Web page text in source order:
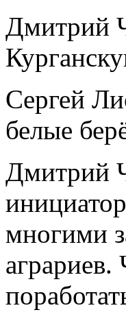
Дмитрий
Сергей
белые
Дмитрий
многими
аграриев.